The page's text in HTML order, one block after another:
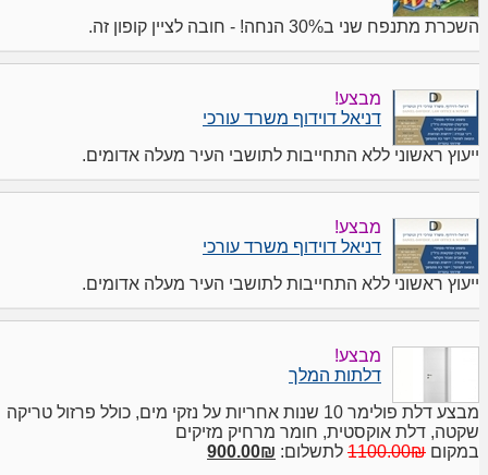
השכרת מתנפח שני ב30% הנחה! - חובה לציין קופון זה.
מבצע!
דניאל דוידוף משרד עורכי
ייעוץ ראשוני ללא התחייבות לתושבי העיר מעלה אדומים.
מבצע!
דניאל דוידוף משרד עורכי
ייעוץ ראשוני ללא התחייבות לתושבי העיר מעלה אדומים.
מבצע!
דלתות המלך
מבצע דלת פולימר 10 שנות אחריות על נזקי מים, כולל פרזול טריקה
שקטה, דלת אוקסטית, חומר מרחיק מזיקים
במקום 1100.00₪ לתשלום: 900.00₪